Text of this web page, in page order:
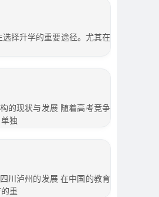
择升学的重要途径。尤其在
的现状与发展 随着高考竞争
独
川泸州的发展 在中国的教育
重